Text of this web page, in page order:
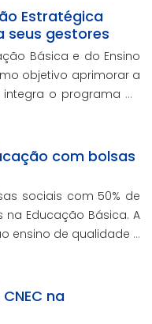
Estratégica
seus gestores
Básica e do Ensino
objetivo aprimorar a
o programa de
da Re
com bolsas
sociais com 50% de
Educação Básica. A
ensino de qualidade e
na